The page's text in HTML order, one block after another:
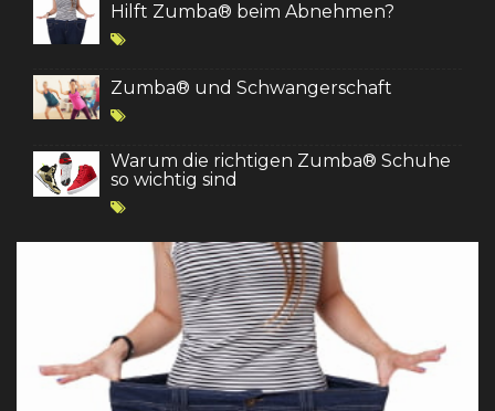
Hilft Zumba® beim Abnehmen?
Zumba® und Schwangerschaft
Warum die richtigen Zumba® Schuhe
so wichtig sind